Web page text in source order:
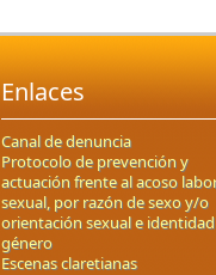
Enlaces
Canal de denuncia
Protocolo de prevención y
actuación frente al acoso
sexual, por razón de sexo y/o
orientación sexual e
género
Escenas claretianas